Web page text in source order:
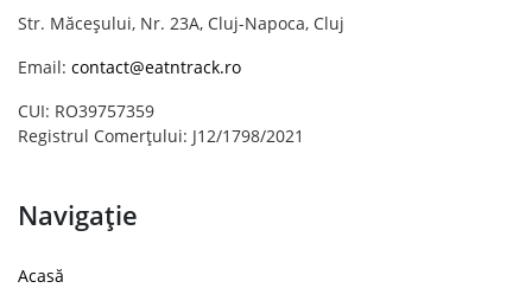
Str. Măceșului, Nr. 23A, Cluj-Napoca, Cluj
Email: contact@eatntrack.ro
CUI: RO39757359
Registrul Comerțului: J12/1798/2021
Navigație
Acasă